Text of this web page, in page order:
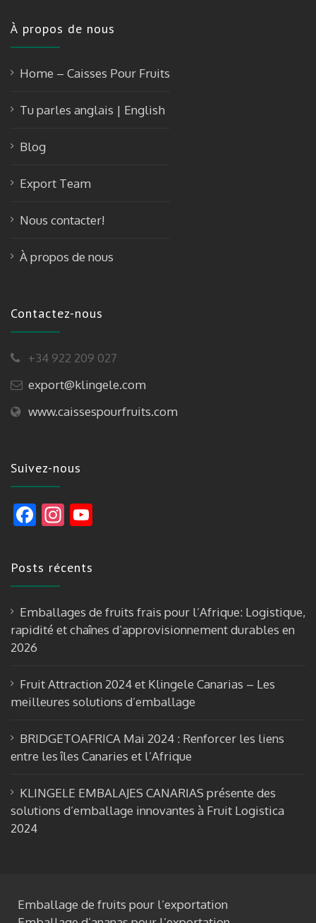
À propos de nous
Home – Caisses Pour Fruits
Tu parles anglais | English
Blog
Export Team
Nous contacter!
À propos de nous
Contactez-nous
+34 922 209 027
export@klingele.com
www.caissespourfruits.com
Suivez-nous
F
e
b
o
o
k
In
a
gr
a
m
u
b
Posts récents
Emballages de fruits frais pour l’Afrique: Logistique,
rapidité et chaînes d’approvisionnement durables en
2026
Fruit Attraction 2024 et Klingele Canarias – Les
meilleures solutions d’emballage
BRIDGETOAFRICA Mai 2024 : Renforcer les liens
entre les îles Canaries et l’Afrique
KLINGELE EMBALAJES CANARIAS présente des
solutions d’emballage innovantes à Fruit Logistica
2024
Emballage de fruits pour l’exportation